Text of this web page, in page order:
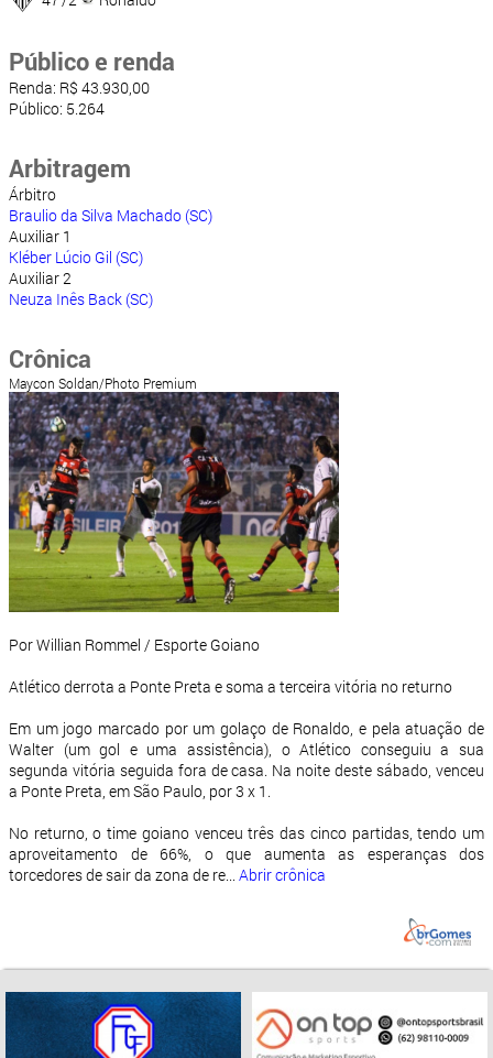
Público e renda
Renda: R$ 43.930,00
Público: 5.264
Arbitragem
Árbitro
Braulio da Silva Machado (SC)
Auxiliar 1
Kléber Lúcio Gil (SC)
Auxiliar 2
Neuza Inês Back (SC)
Crônica
Maycon Soldan/Photo Premium
Por Willian Rommel / Esporte Goiano
Atlético derrota a Ponte Preta e soma a terceira vitória no returno
Em um jogo marcado por um golaço de Ronaldo, e pela atuação de
Walter (um gol e uma assistência), o Atlético conseguiu a sua
segunda vitória seguida fora de casa. Na noite deste sábado, venceu
a Ponte Preta, em São Paulo, por 3 x 1.
No returno, o time goiano venceu três das cinco partidas, tendo um
aproveitamento de 66%, o que aumenta as esperanças dos
torcedores de sair da zona de re... Abrir crônica